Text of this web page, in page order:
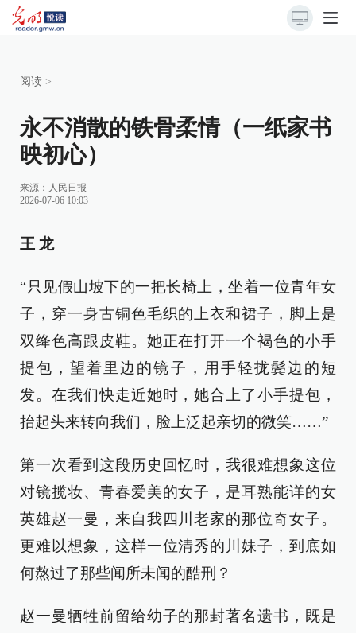
阅读 >
永不消散的铁骨柔情（一纸家书
映初心）
来源： 人民日报
2026-07-06 10:03
王 龙
“只见假山坡下的一把长椅上，坐着一位青年女
子，穿一身古铜色毛织的上衣和裙子，脚上是
双绛色高跟皮鞋。她正在打开一个褐色的小手
提包，望着里边的镜子，用手轻拢鬓边的短
发。在我们快走近她时，她合上了小手提包，
抬起头来转向我们，脸上泛起亲切的微笑……”
第一次看到这段历史回忆时，我很难想象这位
对镜揽妆、青春爱美的女子，是耳熟能详的女
英雄赵一曼，来自我四川老家的那位奇女子。
更难以想象，这样一位清秀的川妹子，到底如
何熬过了那些闻所未闻的酷刑？
赵一曼牺牲前留给幼子的那封著名遗书，既是